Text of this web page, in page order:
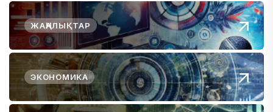
ЖАҢАЛЫҚТАР
ЭКОНОМИКА